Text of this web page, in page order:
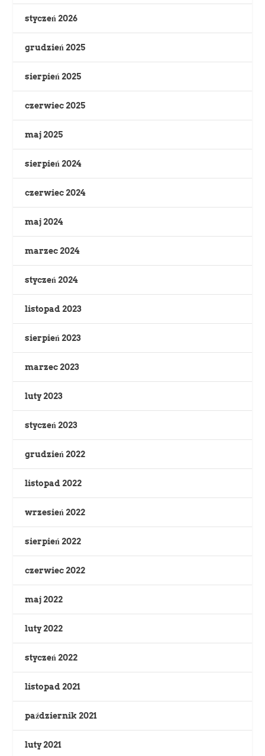
styczeń 2026
grudzień 2025
sierpień 2025
czerwiec 2025
maj 2025
sierpień 2024
czerwiec 2024
maj 2024
marzec 2024
styczeń 2024
listopad 2023
sierpień 2023
marzec 2023
luty 2023
styczeń 2023
grudzień 2022
listopad 2022
wrzesień 2022
sierpień 2022
czerwiec 2022
maj 2022
luty 2022
styczeń 2022
listopad 2021
październik 2021
luty 2021